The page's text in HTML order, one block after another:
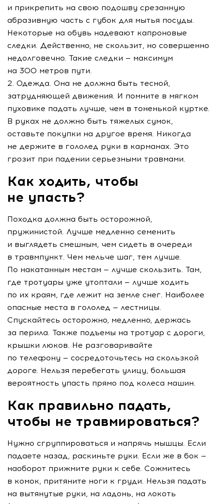
и прикрепить на свою подошву срезанную
абразивную часть с губок для мытья посуды.
Некоторые на обувь надевают капроновые
следки. Действенно, не скользит, но совершенно
недолговечно. Такие следки — максимум
на 300 метров пути.
Одежда. Она не должна быть тесной,
затрудняющей движения. И помните в мягком
пуховике падать лучше, чем в тоненькой куртке.
В руках не должно быть тяжелых сумок,
оставьте покупки на другое время. Никогда
не держите в гололед руки в карманах. Это
грозит при падении серьезными травмами.
Как ходить, чтобы
не упасть?
Походка должна быть осторожной,
пружинистой. Лучше медленно семенить
и выглядеть смешным, чем сидеть в очереди
в травмпункт. Чем мельче шаг, тем лучше.
По накатанным местам — лучше скользить. Там,
где тротуары уже утоптали — лучше ходить
по их краям, где лежит на земле снег. Наиболее
опасные места в гололед — лестницы.
Спускайтесь осторожно, медленно, держась
за перила. Также подъемы на тротуар с дороги,
крышки люков. Не разговаривайте
по телефону — сосредоточьтесь на скользкой
дороге. Нельзя перебегать улицу, большая
вероятность упасть прямо под колеса машин.
Как правильно падать,
чтобы не травмироваться?
Нужно сгруппироваться и напрячь мышцы. Если
падаете назад, раскиньте руки. Если же в бок —
наоборот прижмите руки к себе. Сожмитесь
в комок, притяните ноги к груди. Нельзя падать
на вытянутые руки, на ладонь, на локоть